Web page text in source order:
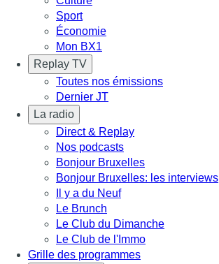
Sport
Économie
Mon BX1
Replay TV
Toutes nos émissions
Dernier JT
La radio
Direct & Replay
Nos podcasts
Bonjour Bruxelles
Bonjour Bruxelles: les interviews
Il y a du Neuf
Le Brunch
Le Club du Dimanche
Le Club de l'Immo
Grille des programmes